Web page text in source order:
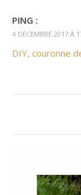
PING :
4 DÉCEMBRE 2017 À
DIY, couronne